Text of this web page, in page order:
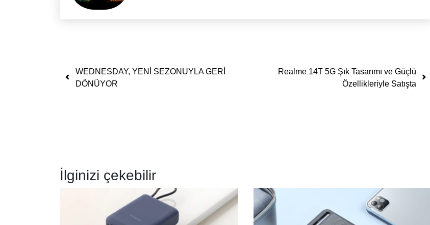
Yazı dolaşımı
WEDNESDAY, YENİ SEZONUYLA GERİ
DÖNÜYOR
Realme 14T 5G Şık Tasarımı ve Güçlü
Özellikleriyle Satışta
İlginizi çekebilir